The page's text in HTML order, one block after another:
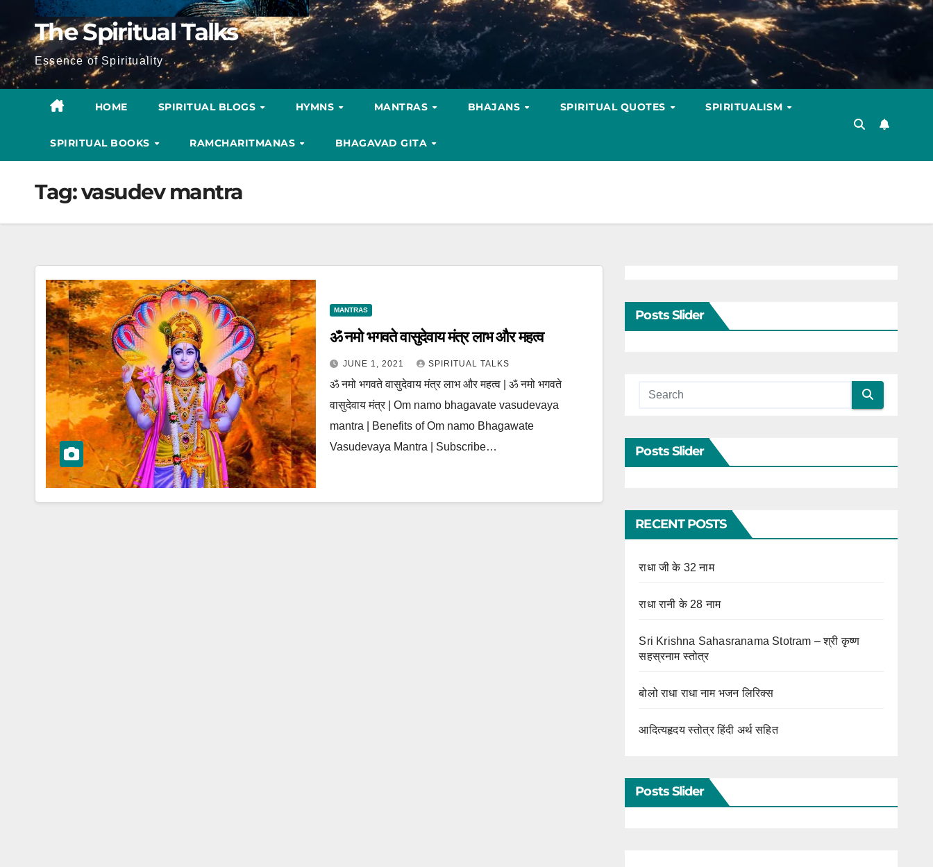
The Spiritual Talks
Essence of Spirituality
HOME SPIRITUAL BLOGS HYMNS MANTRAS BHAJANS SPIRITUAL QUOTES SPIRITUALISM
SPIRITUAL BOOKS RAMCHARITMANAS BHAGAVAD GITA
Tag:vasudev mantra
MANTRAS
ॐ नमो भगवते वासुदेवाय मंत्र लाभ और महत्व
JUNE 1, 2021 SPIRITUAL TALKS
ॐ नमो भगवते वासुदेवाय मंत्र लाभ और महत्व | ॐ नमो भगवते
वासुदेवाय मंत्र | Om namo bhagavate vasudevaya
mantra | Benefits of Om namo Bhagawate
Vasudevaya Mantra | Subscribe…
Posts Slider
Posts Slider
RECENT POSTS
राधा जी के 32 नाम
राधा रानी के 28 नाम
Sri Krishna Sahasranama Stotram – श्री कृष्ण
सहस्रनाम स्तोत्र
बोलो राधा राधा नाम भजन लिरिक्स
आदित्यहृदय स्तोत्र हिंदी अर्थ सहित
Posts Slider